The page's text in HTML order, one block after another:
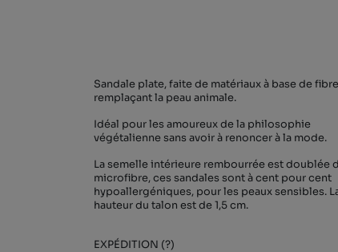
Sandale plate, faite de matériaux à base de
remplaçant la peau animale.
Idéal pour les amoureux de la philosophie
végétalienne sans avoir à renoncer à la mode.
La semelle intérieure rembourrée est doublée
microfibre, ces sandales sont à cent pour cent
hypoallergéniques, pour les peaux sensibles.
hauteur du talon est de 1,5 cm.
EXPÉDITION (?)